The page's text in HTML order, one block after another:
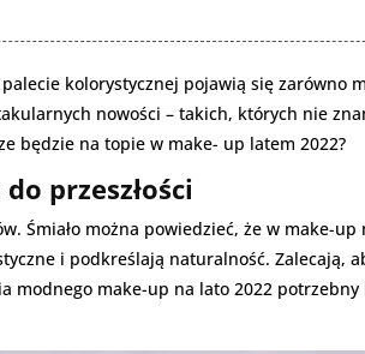
kolorystycznej pojawią się zarówno
nowości – takich, których nie
będzie na topie w make- up latem 2022?
przeszłości
Śmiało można powiedzieć, że w make-
i podkreślają naturalność. Zalecają,
modnego make-up na lato 2022